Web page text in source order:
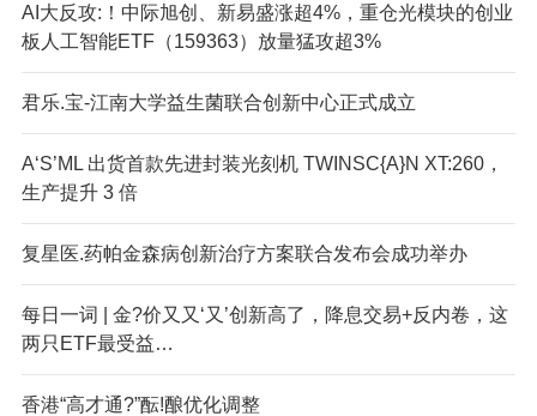
AI大反攻:！中际旭创、新易盛涨超4%，重仓光模块的创业
板人工智能ETF（159363）放量猛攻超3%
君乐.宝-江南大学益生菌联合创新中心正式成立
A‘S’ML 出货首款先进封装光刻机 TWINSC{A}N XT:260，
生产提升 3 倍
复星医.药帕金森病创新治疗方案联合发布会成功举办
每日一词 | 金?价又又‘又’创新高了，降息交易+反内卷，这
两只ETF最受益…
香港“高才通?”酝!酿优化调整